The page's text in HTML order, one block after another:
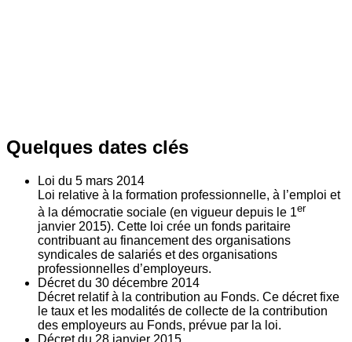
Quelques dates clés
Loi du 5 mars 2014
Loi relative à la formation professionnelle, à l’emploi et
à la démocratie sociale (en vigueur depuis le 1er
janvier 2015). Cette loi crée un fonds paritaire
contribuant au financement des organisations
syndicales de salariés et des organisations
professionnelles d’employeurs.
Décret du 30 décembre 2014
Décret relatif à la contribution au Fonds. Ce décret fixe
le taux et les modalités de collecte de la contribution
des employeurs au Fonds, prévue par la loi.